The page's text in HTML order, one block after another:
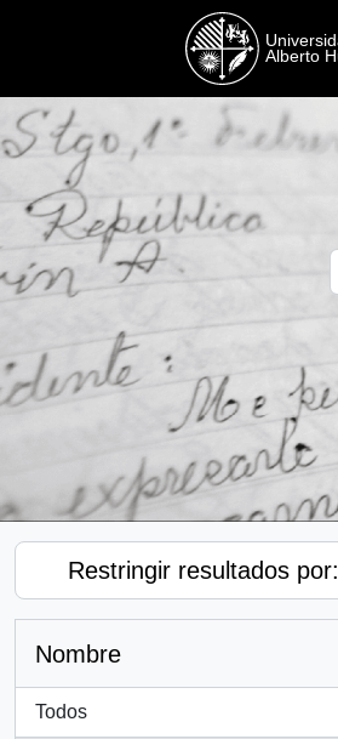
Restringir resultados por:
Nombre
Todos